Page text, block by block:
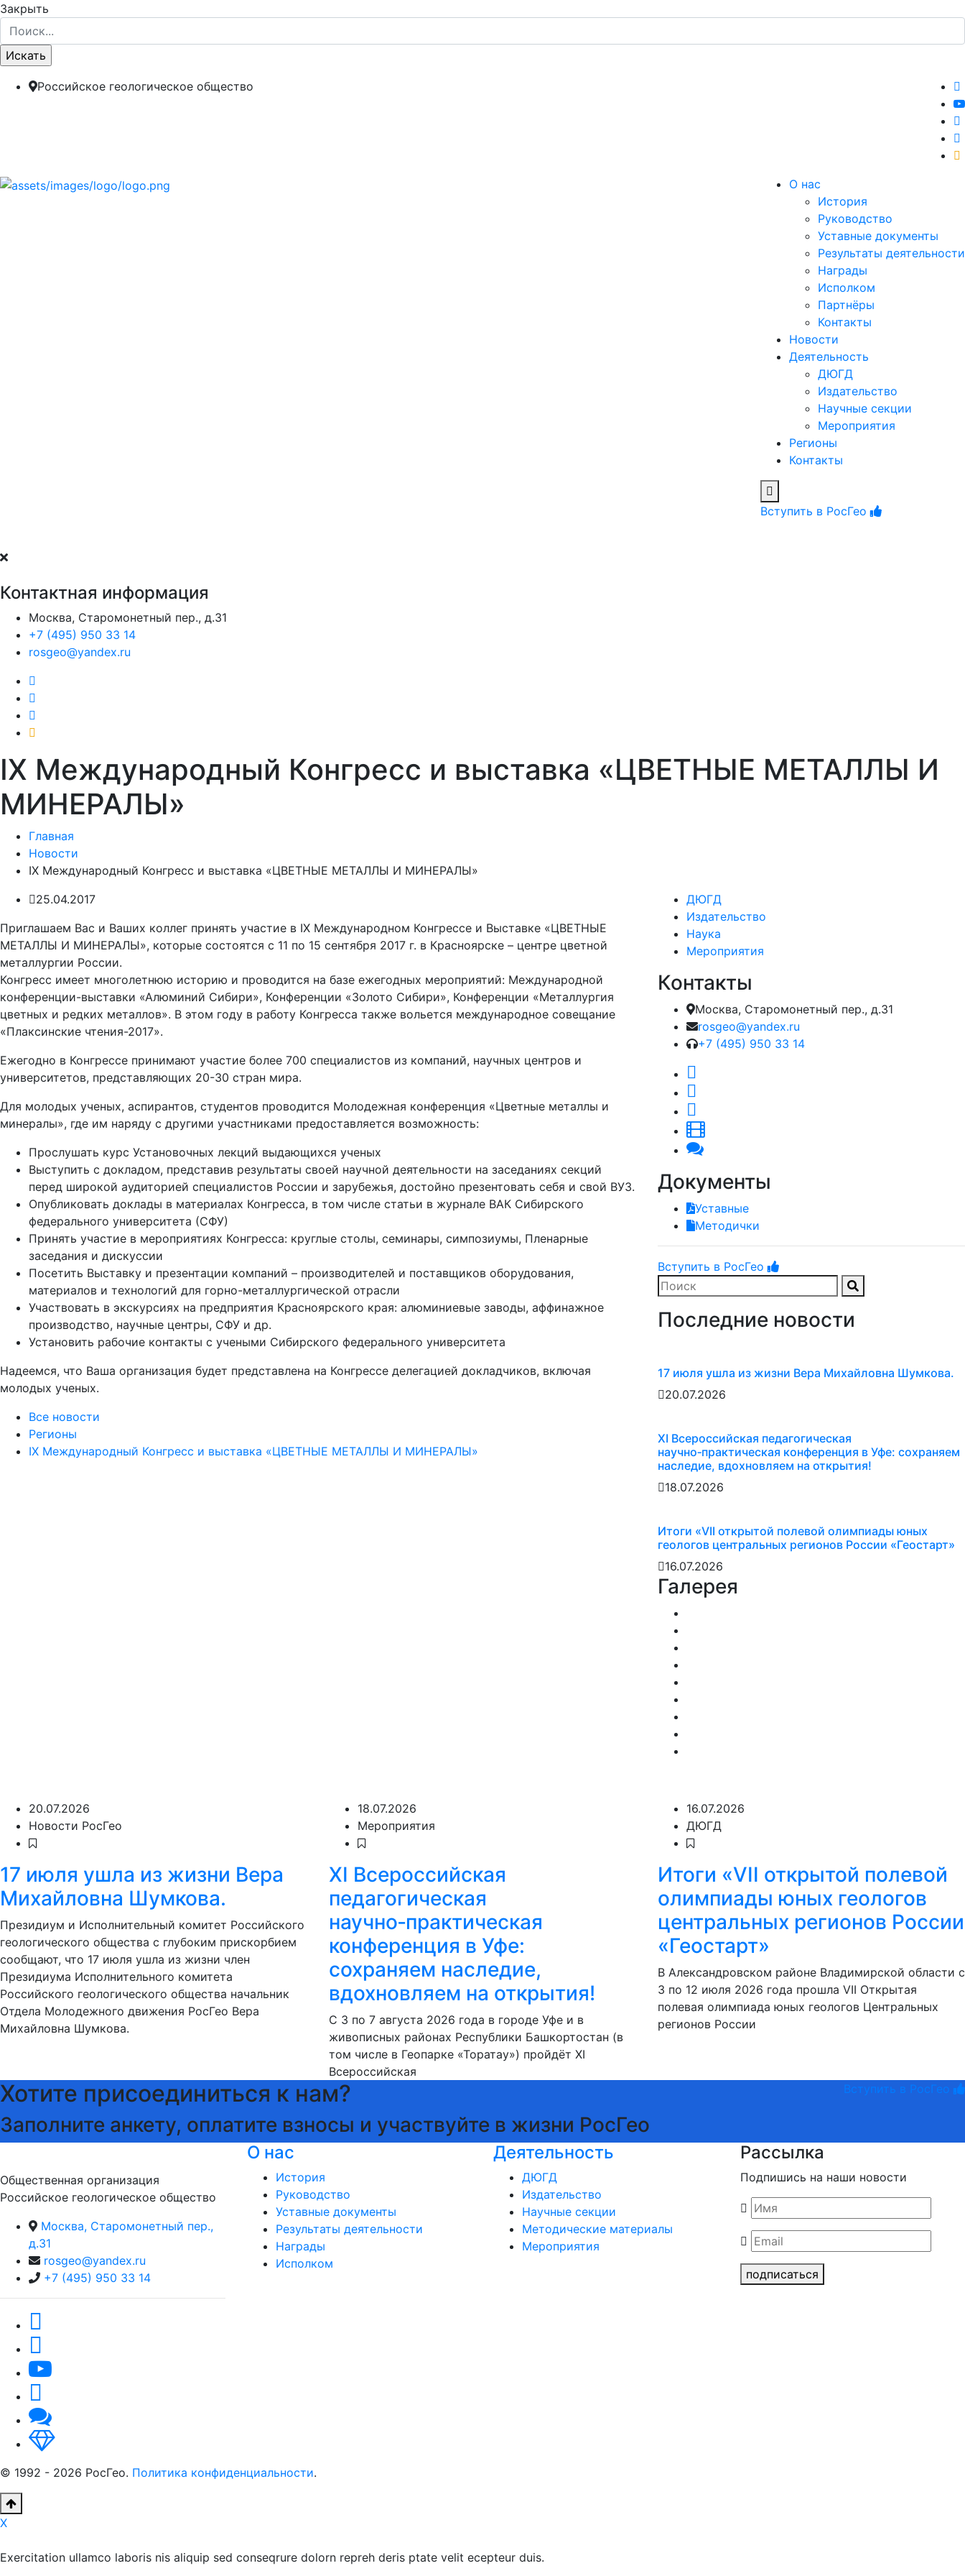
Закрыть
Российское геологическое общество
О нас
История
Руководство
Уставные документы
Результаты деятельности
Награды
Исполком
Партнёры
Контакты
Новости
Деятельность
ДЮГД
Издательство
Научные секции
Мероприятия
Регионы
Контакты
Вступить в РосГео
Контактная информация
Москва, Старомонетный пер., д.31
+7 (495) 950 33 14
rosgeo@yandex.ru
IХ Международный Конгресс и выставка «ЦВЕТНЫЕ МЕТАЛЛЫ И
МИНЕРАЛЫ»
Главная
Новости
IХ Международный Конгресс и выставка «ЦВЕТНЫЕ МЕТАЛЛЫ И МИНЕРАЛЫ»
25.04.2017
Приглашаем Вас и Ваших коллег принять участие в IХ Международном Конгрессе и Выставке «ЦВЕТНЫЕ
МЕТАЛЛЫ И МИНЕРАЛЫ», которые состоятся с 11 по 15 сентября 2017 г. в Красноярске – центре цветной
металлургии России.
Конгресс имеет многолетнюю историю и проводится на базе ежегодных мероприятий: Международной
конференции-выставки «Алюминий Сибири», Конференции «Золото Сибири», Конференции «Металлургия
цветных и редких металлов». В этом году в работу Конгресса также вольется международное совещание
«Плаксинские чтения-2017».
Ежегодно в Конгрессе принимают участие более 700 специалистов из компаний, научных центров и
университетов, представляющих 20-30 стран мира.
Для молодых ученых, аспирантов, студентов проводится Молодежная конференция «Цветные металлы и
минералы», где им наряду с другими участниками предоставляется возможность:
Прослушать курс Установочных лекций выдающихся ученых
Выступить с докладом, представив результаты своей научной деятельности на заседаниях секций
перед широкой аудиторией специалистов России и зарубежья, достойно презентовать себя и свой ВУЗ.
Опубликовать доклады в материалах Конгресса, в том числе статьи в журнале ВАК Сибирского
федерального университета (СФУ)
Принять участие в мероприятиях Конгресса: круглые столы, семинары, симпозиумы, Пленарные
заседания и дискуссии
Посетить Выставку и презентации компаний – производителей и поставщиков оборудования,
материалов и технологий для горно-металлургической отрасли
Участвовать в экскурсиях на предприятия Красноярского края: алюминиевые заводы, аффинажное
производство, научные центры, СФУ и др.
Установить рабочие контакты с учеными Сибирского федерального университета
Надеемся, что Ваша организация будет представлена на Конгрессе делегацией докладчиков, включая
молодых ученых.
Все новости
Регионы
IХ Международный Конгресс и выставка «ЦВЕТНЫЕ МЕТАЛЛЫ И МИНЕРАЛЫ»
ДЮГД
Издательство
Наука
Мероприятия
Контакты
Москва, Старомонетный пер., д.31
rosgeo@yandex.ru
+7 (495) 950 33 14
Документы
Уставные
Методички
Вступить в РосГео
Последние новости
17 июля ушла из жизни Вера Михайловна Шумкова.
20.07.2026
XI Всероссийская педагогическая
научно‑практическая конференция в Уфе: сохраняем
наследие, вдохновляем на открытия!
18.07.2026
Итоги «VII открытой полевой олимпиады юных
геологов центральных регионов России «Геостарт»
16.07.2026
Галерея
20.07.2026
Новости РосГео
17 июля ушла из жизни Вера
Михайловна Шумкова.
Президиум и Исполнительный комитет Российского
геологического общества с глубоким прискорбием
сообщают, что 17 июля ушла из жизни член
Президиума Исполнительного комитета
Российского геологического общества начальник
Отдела Молодежного движения РосГео Вера
Михайловна Шумкова.
18.07.2026
Мероприятия
XI Всероссийская
педагогическая
научно‑практическая
конференция в Уфе:
сохраняем наследие,
вдохновляем на открытия!
С 3 по 7 августа 2026 года в городе Уфе и в
живописных районах Республики Башкортостан (в
том числе в Геопарке «Торатау») пройдёт XI
Всероссийская
16.07.2026
ДЮГД
Итоги «VII открытой полевой
олимпиады юных геологов
центральных регионов России
«Геостарт»
В Александровском районе Владимирской области с
3 по 12 июля 2026 года прошла VII Открытая
полевая олимпиада юных геологов Центральных
регионов России
Хотите присоединиться к нам?
Заполните анкету, оплатите взносы и участвуйте в жизни РосГео
Вступить в РосГео
Общественная организация
Российское геологическое общество
Москва, Старомонетный пер.,
д.31
rosgeo@yandex.ru
+7 (495) 950 33 14
О нас
История
Руководство
Уставные документы
Результаты деятельности
Награды
Исполком
Деятельность
ДЮГД
Издательство
Научные секции
Методические материалы
Мероприятия
Рассылка
Подпишись на наши новости
подписаться
© 1992 - 2026 РосГео. Политика конфиденциальности.
X
Exercitation ullamco laboris nis aliquip sed conseqrure dolorn repreh deris ptate velit ecepteur duis.